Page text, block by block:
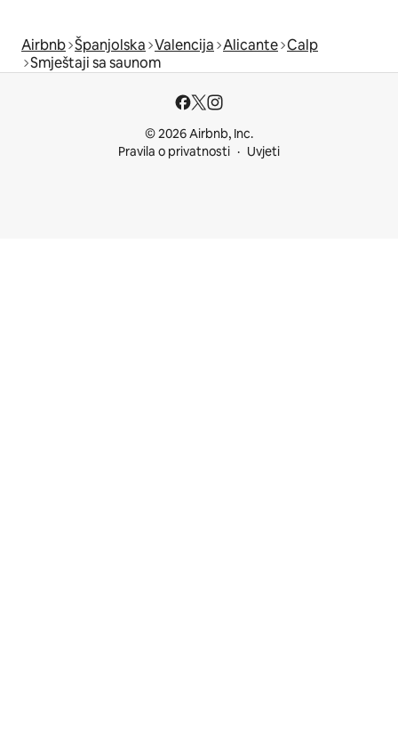
Airbnb Španjolska Valencija Alicante Calp
Smještaji sa saunom
© 2026 Airbnb, Inc.
Pravila o privatnosti
Uvjeti